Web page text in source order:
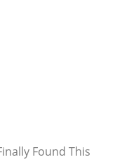
Found This